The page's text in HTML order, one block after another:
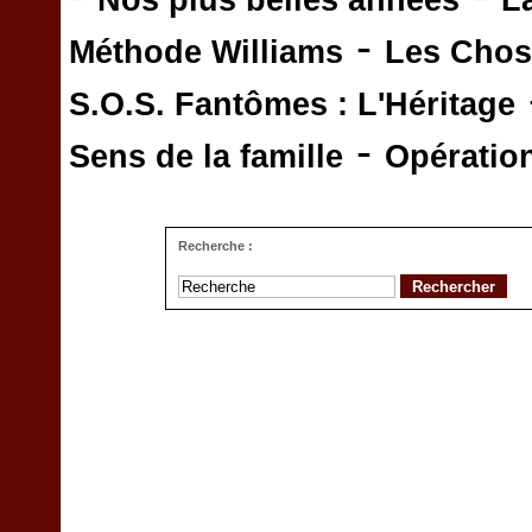
Méthode Williams - Les
S.O.S. Fantômes : L'Héritage
Sens de la famille -
Recherche :